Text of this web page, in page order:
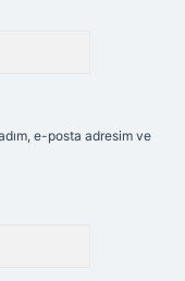
e-posta adresim ve